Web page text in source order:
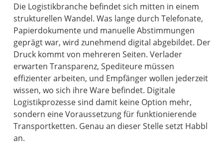
Die Logistikbranche befindet sich mitten in einem
strukturellen Wandel. Was lange durch Telefonate,
Papierdokumente und manuelle Abstimmungen
geprägt war, wird zunehmend digital abgebildet. Der
Druck kommt von mehreren Seiten. Verlader
erwarten Transparenz, Spediteure müssen
effizienter arbeiten, und Empfänger wollen jederzeit
wissen, wo sich ihre Ware befindet. Digitale
Logistikprozesse sind damit keine Option mehr,
sondern eine Voraussetzung für funktionierende
Transportketten. Genau an dieser Stelle setzt Habbl
an.